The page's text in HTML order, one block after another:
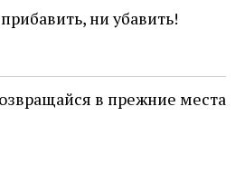
ни убавить!
в прежние места